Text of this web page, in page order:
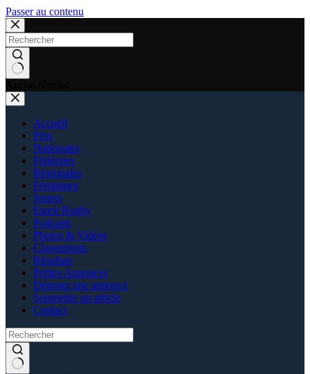
Passer au contenu
Accueil
Pros
Nationales
Fédérales
Régionales
Féminines
Jeunes
Esprit Rugby
Podcasts
Photos & Vidéos
Classements
Résultats
Petites Annonces
Déposer une annonce
Soumettre un article
Contact